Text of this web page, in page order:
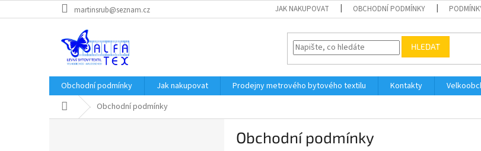
na
martinsrub@seznam.cz JAK NAKUPOVAT OBCHODNÍ PODMÍNKY
HLEDAT
Obchodní podmínky Jak nakupovat Prodejny metrového bytového textilu Kontakty
Domů Obchodní podmínky
Obchodní podmínky